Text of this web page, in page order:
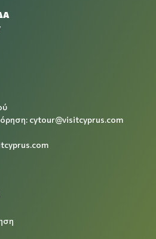
cytour@visitcyprus.com